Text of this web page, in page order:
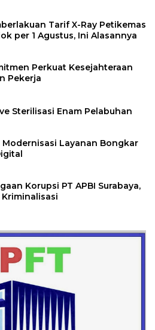
Tarif X-Ray Petikemas
per 1 Agustus, Ini Alasannya
Perkuat Kesejahteraan
Pekerja
Sterilisasi Enam Pelabuhan
Modernisasi Layanan Bongkar
Korupsi PT APBI Surabaya,